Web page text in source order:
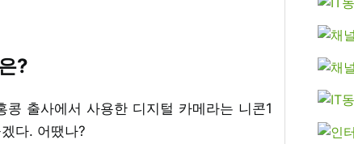
?
출사에서 사용한 디지털 카메라는 니콘1
다. 어땠나?